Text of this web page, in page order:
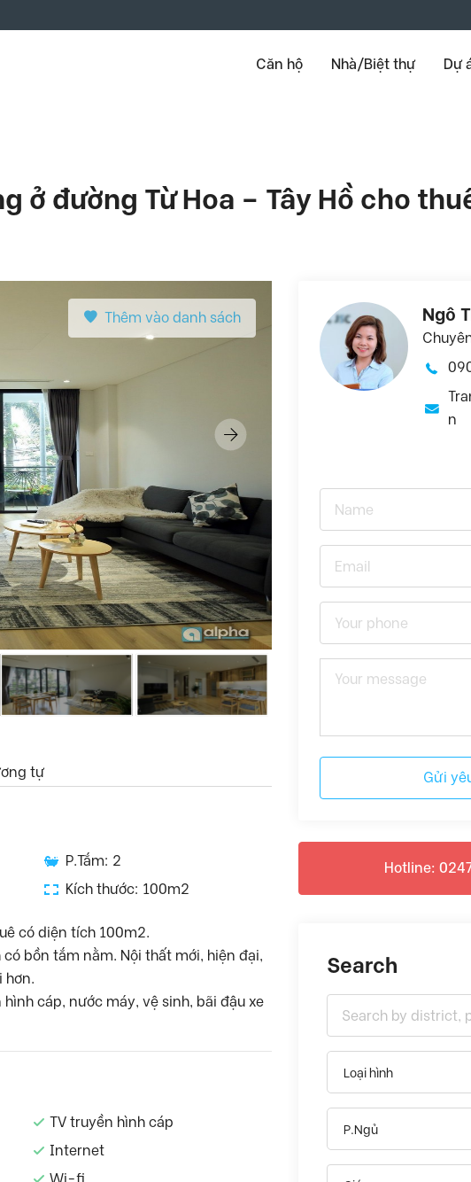
Căn hộ Nhà/Biệt thự Dự
ở đường Từ Hoa – Tây Hồ cho
Thêm vào danh sách
tự
P.Tắm: 2
Kích thước: 100m2
có diện tích 100m2.
bồn tắm nằm. Nội thất mới, hiện đại,
hơn.
cáp, nước máy, vệ sinh, bãi đậu xe
TV truyền hình cáp
Internet
Ngô
n
Gửi
Hotline:
Search
Loại hình
P.Ngủ